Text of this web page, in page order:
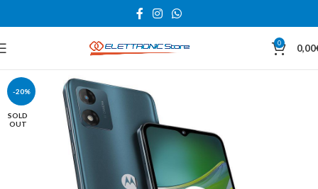
0 0,00
-20%
SOLD
OUT